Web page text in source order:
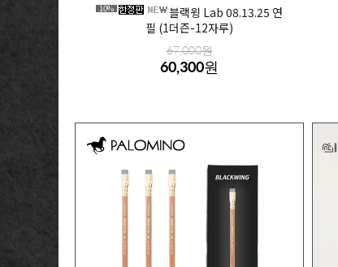
10%
블랙윙 Lab 08.13.25 연
필 (1더즌-12자루)
67,000원
60,300원